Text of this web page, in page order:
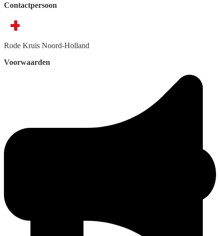
Contactpersoon
Rode Kruis Noord-Holland
Voorwaarden